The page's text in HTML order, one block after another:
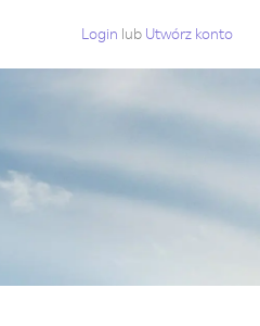
Login lub Utwórz konto